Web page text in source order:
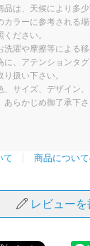
品は、天候により多
カラーに参考される
ださい。
濯や摩擦等による移
に、アテンションタ
扱い下さい。
、サイズ、デザイン
らかじめ御了承下さ
て 商品につい
レビューを